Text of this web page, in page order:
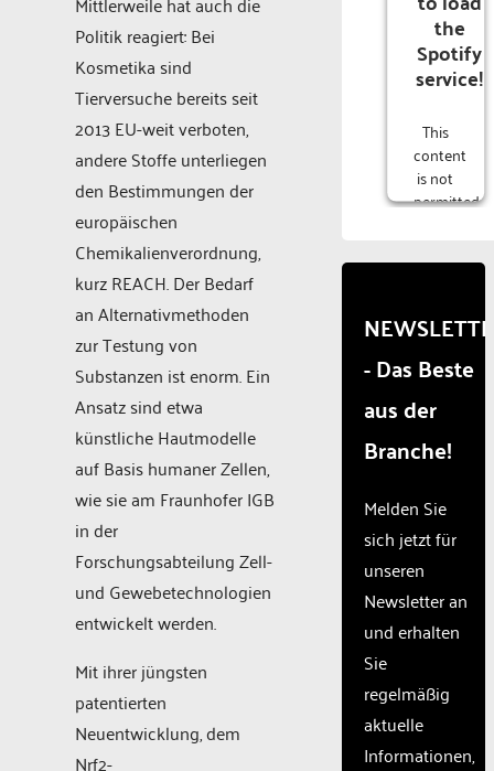
Politik reagiert: Bei
Kosmetika sind
Tierversuche bereits seit
2013 EU-weit verboten,
andere Stoffe unterliegen
den Bestimmungen der
europäischen
Chemikalienverordnung,
kurz REACH. Der Bedarf
an Alternativmethoden
zur Testung von
Substanzen ist enorm. Ein
Ansatz sind etwa
künstliche Hautmodelle
auf Basis humaner Zellen,
wie sie am Fraunhofer IGB
in der
Forschungsabteilung Zell-
und Gewebetechnologien
entwickelt werden.
Mit ihrer jüngsten
patentierten
Neuentwicklung, dem
Nrf2-
the
Spotify
service!
This
content
is not
permitted
due to
that
are
not
disclosed
to the
The
owner
needs
to
setup
the
site
with
CMP
to add
content
- Das Beste
aus der
Branche!
Melden Sie
sich jetzt für
unseren
Newsletter an
und erhalten
Sie
regelmäßig
aktuelle
Informationen,